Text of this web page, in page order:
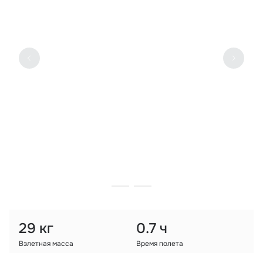
Партнеры
Новости и аналитика
29 кг
Взлетная масса
0.7 ч
Время полета